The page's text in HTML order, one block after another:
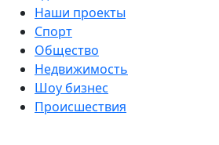
Наши проекты
Спорт
Общество
Недвижимость
Шоу бизнес
Происшествия